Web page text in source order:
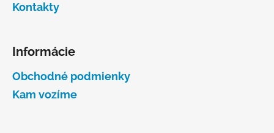
Kontakty
Informácie
Obchodné podmienky
Kam vozíme